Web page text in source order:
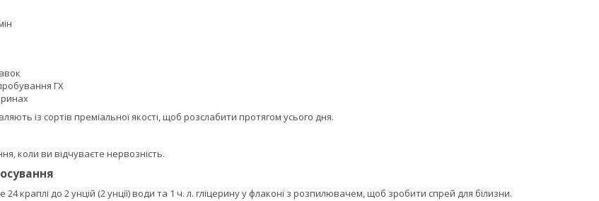
ГХ
із сортів преміальної якості, щоб розслабити протягом усього дня.
коли ви відчуваєте нервозність.
24 краплі до 2 унцій (2 унції) води та 1 ч. л. гліцерину у флаконі з розпилювачем, щоб зробити спрей для білизни.